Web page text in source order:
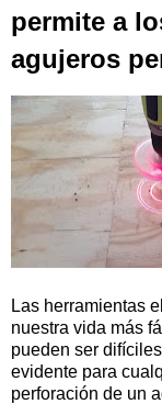
permite a
agujeros
Las herramientas
nuestra vida más
pueden ser
evidente para
perforación de un